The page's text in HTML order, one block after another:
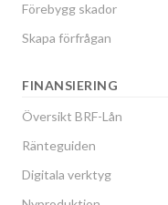
Förebygg skador
Skapa förfrågan
FINANSIERING
Översikt BRF-Lån
Ränteguiden
Digitala verktyg